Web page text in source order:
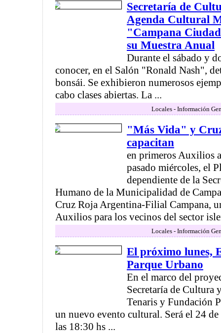
Secretaría de
Agenda Cultural
"Campana
su Muestra Anual
Durante el sábado y
conocer, en el Salón "Ronald Nash",
bonsái. Se exhibieron numerosos
cabo clases abiertas. La ...
Locales - Información
"Más Vida" y
capacitan
en primeros Auxilios
pasado miércoles, el
dependiente de la
Humano de la Municipalidad de
Cruz Roja Argentina-Filial Campana,
Auxilios para los vecinos del sector
Locales - Información
El próximo lunes,
Parque Urbano
En el marco del
Secretaría de Cultura
Tenaris y Fundación
un nuevo evento cultural. Será el 24
las 18:30 hs ...